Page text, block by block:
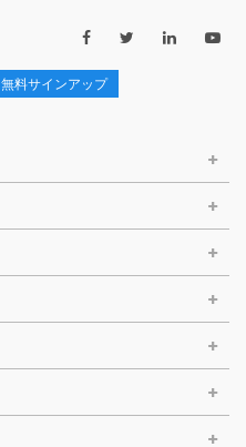
無料サインアップ